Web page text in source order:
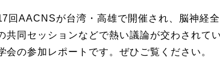
回AACNSが台湾・高雄で開催され、脳神経
同セッションなどで熱い議論が交わされて
の参加レポートです。ぜひご覧ください。